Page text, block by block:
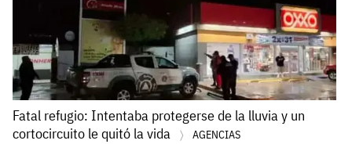
Fatal refugio: Intentaba protegerse de la lluvia y un
cortocircuito le quitó la vida
AGENCIAS